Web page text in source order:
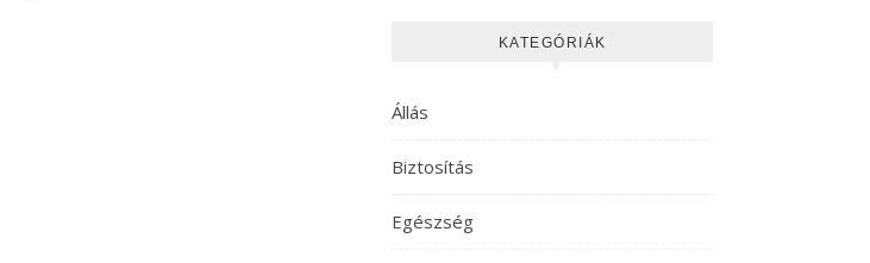
KATEGÓRIÁK
Állás
Biztosítás
Egészség